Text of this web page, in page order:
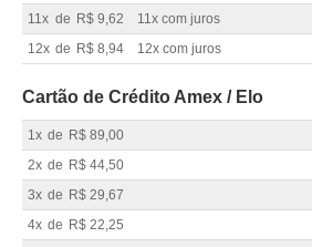
11x de R$ 9,62 11x com juros
12x de R$ 8,94 12x com juros
Cartão de Crédito Amex / Elo
1x de R$ 89,00
2x de R$ 44,50
3x de R$ 29,67
4x de R$ 22,25